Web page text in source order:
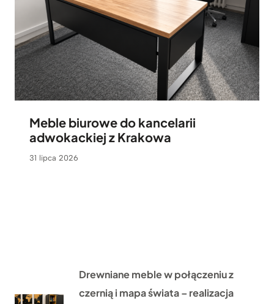
Meble biurowe do kancelarii
adwokackiej z Krakowa
31 lipca 2026
Drewniane meble w połączeniu z
czernią i mapa świata – realizacja